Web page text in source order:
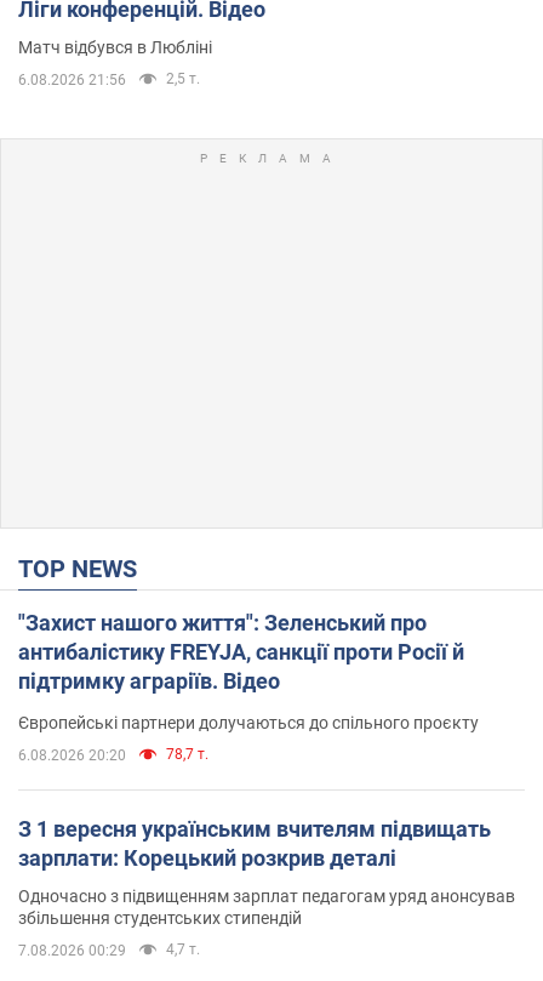
Ліги конференцій. Відео
Матч відбувся в Любліні
6.08.2026 21:56 2,5 т.
TOP NEWS
"Захист нашого життя": Зеленський про
антибалістику FREYJA, санкції проти Росії й
підтримку аграріїв. Відео
Європейські партнери долучаються до спільного проєкту
6.08.2026 20:20 78,7 т.
З 1 вересня українським вчителям підвищать
зарплати: Корецький розкрив деталі
Одночасно з підвищенням зарплат педагогам уряд анонсував
збільшення студентських стипендій
7.08.2026 00:29 4,7 т.